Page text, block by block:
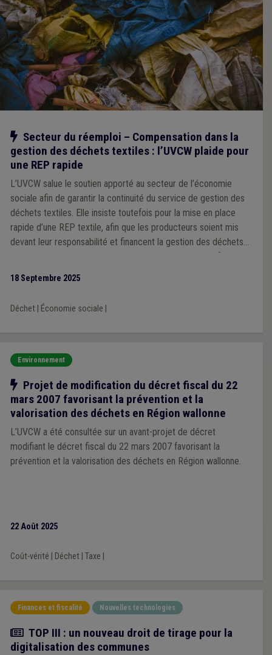
Notre action
Secteur du réemploi – Compensation dans la
gestion des déchets textiles : l’UVCW plaide pour
une REP rapide
L’UVCW salue le soutien apporté au secteur de l’économie
sociale afin de garantir la continuité du service de gestion des
déchets textiles. Elle insiste toutefois pour la mise en place
rapide d’une REP textile, afin que les producteurs soient mis
devant leur responsabilité et financent la gestion des déchets
ne peut être qu’une solution temporaire.
18 Septembre 2025
Déchet| Économie sociale
Environnement
Notre action
Projet de modification du décret fiscal du 22
mars 2007 favorisant la prévention et la
valorisation des déchets en Région wallonne
L’UVCW a été consultée sur un avant-projet de décret
modifiant le décret fiscal du 22 mars 2007 favorisant la
prévention et la valorisation des déchets en Région wallonne.
22 Août 2025
Coût-vérité Déchet| Taxe
Finances et fiscalité Nouvelles technologies
Actualité
TOP III : un nouveau droit de tirage pour la
digitalisation des communes